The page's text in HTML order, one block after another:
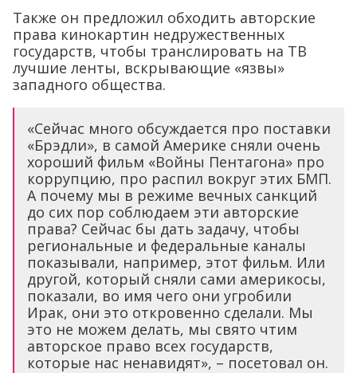
Также он предложил обходить авторские
права кинокартин недружественных
государств, чтобы транслировать на ТВ
лучшие ленты, вскрывающие «язвы»
западного общества.
«Сейчас много обсуждается про поставки
«Брэдли», в самой Америке сняли очень
хороший фильм «Войны Пентагона» про
коррупцию, про распил вокруг этих БМП.
А почему мы в режиме вечных санкций
до сих пор соблюдаем эти авторские
права? Сейчас бы дать задачу, чтобы
региональные и федеральные каналы
показывали, например, этот фильм. Или
другой, который сняли сами америкосы,
показали, во имя чего они угробили
Ирак, они это откровенно сделали. Мы
это не можем делать, мы свято чтим
авторское право всех государств,
которые нас ненавидят», – посетовал он.